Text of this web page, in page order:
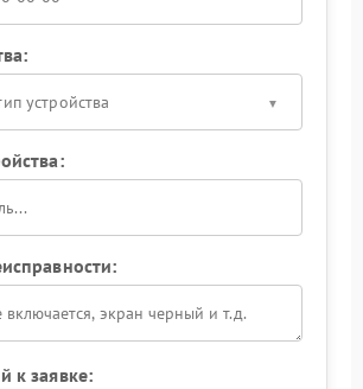
устройства
к заявке: